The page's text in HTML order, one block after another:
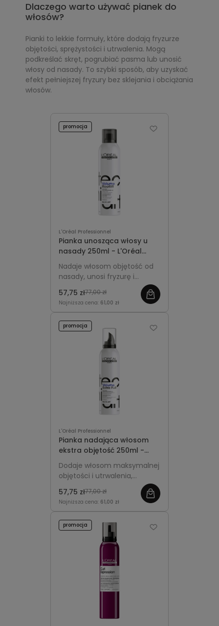
Dlaczego warto używać pianek do
włosów?
Pianki to lekkie formuły, które dodają fryzurze
objętości, sprężystości i utrwalenia. Mogą
podkreślać skręt, pogrubiać pasma lub unosić
włosy od nasady. To szybki sposób, aby uzyskać
efekt pełniejszej fryzury bez sklejania i obciążania
włosów.
L'Oréal Professionnel
Pianka unosząca włosy u
nasady 250ml - L'Oréal
Professionnel Tecni.Art
Volume Rootlift
Nadaje włosom objętość od
nasady, unosi fryzurę i
długotrwałe utrwalenie bez
obciążania.
57,75 zł77,00 zł
Najniższa cena: 61,00 zł
promocja
L'Oréal Professionnel
Pianka nadająca włosom
ekstra objętość 250ml -
L'Oréal Professionnel
Tecni.Art Full Volume Extra
Dodaje włosom maksymalnej
objętości i utrwalenia,
pozostawiając fryzurę lekką,
sprężystą i pełną życia.
57,75 zł77,00 zł
Najniższa cena: 61,00 zł
promocja
promocja